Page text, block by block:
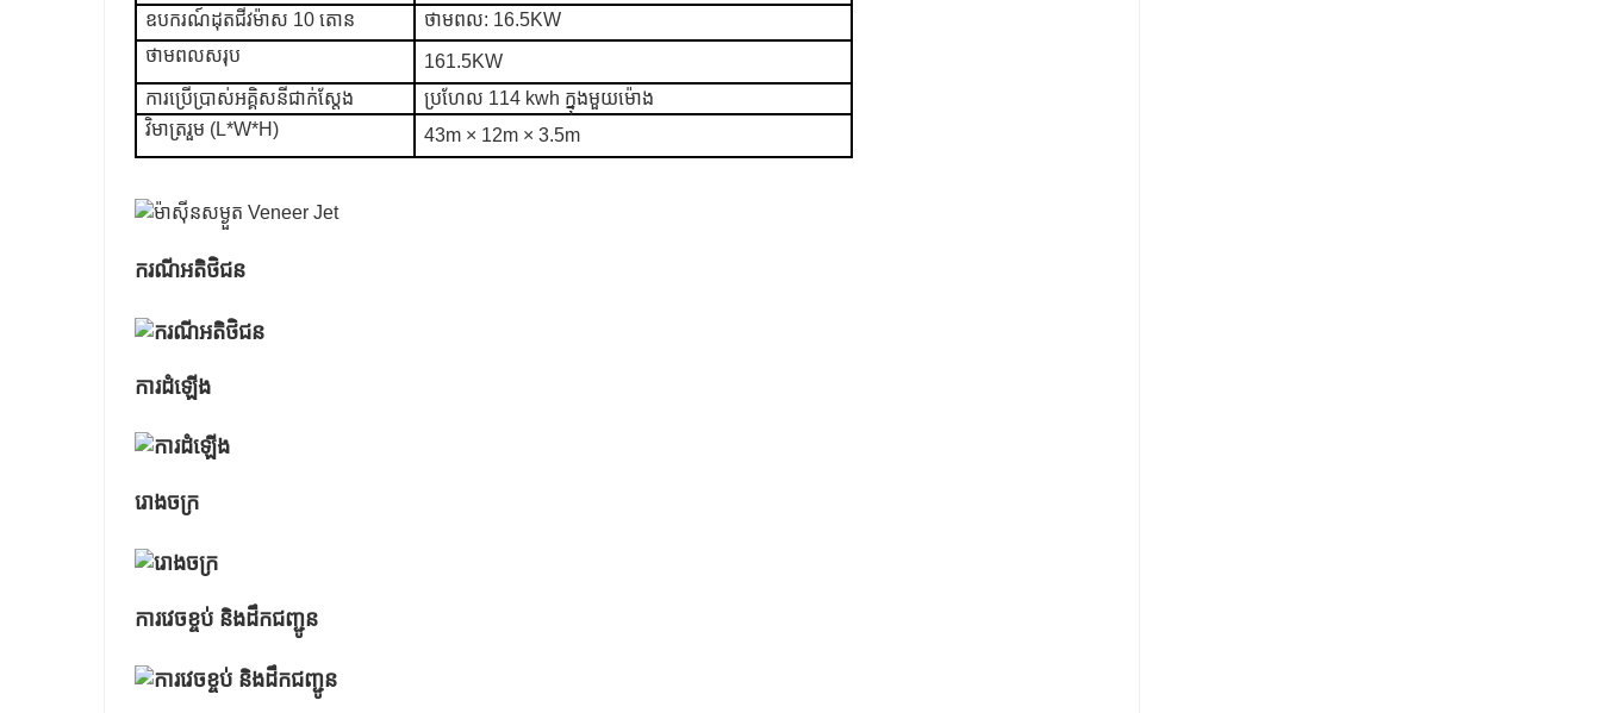
ឧបករណ៍ដុតជីវម៉ាស 10 តោន
ថាមពល: 16.5KW
ថាមពលសរុប
161.5KW
ការប្រើប្រាស់អគ្គិសនីជាក់ស្តែង
ប្រហែល 114 kwh ក្នុងមួយម៉ោង
វិមាត្ររួម (L*W*H)
43m × 12m × 3.5m
ករណីអតិថិជន
ការដំឡើង
រោងចក្រ
ការវេចខ្ចប់ និងដឹកជញ្ជូន